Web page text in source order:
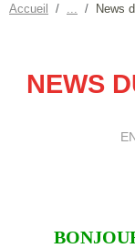
Accueil News
NEWS